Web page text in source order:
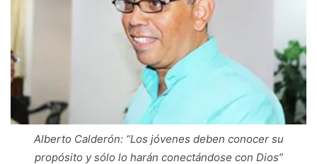
Alberto Calderón: “Los jóvenes deben conocer su
propósito y sólo lo harán conectándose con Dios”